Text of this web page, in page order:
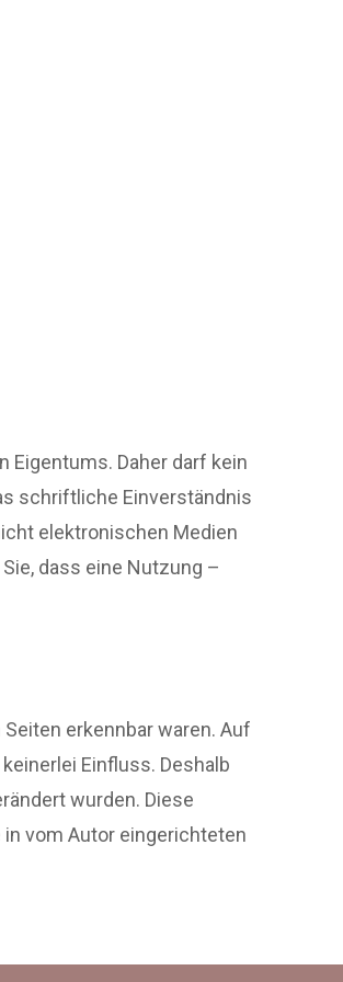
Daher darf kein
schriftliche Einverständnis
elektronischen Medien
dass eine Nutzung –
erkennbar waren. Auf
Einfluss. Deshalb
wurden. Diese
vom Autor eingerichteten